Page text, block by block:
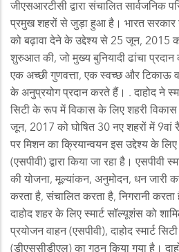
जीएसआरटीसी द्वारा संचालित सार्वजनिक
प्रमुख शहरों से जुड़ा हुआ है। भारत सरकार
को बढ़ावा देने के उद्देश्य से 25 जून, 2015
शुरुआत की, जो मुख्य बुनियादी ढांचा
एक अच्छी गुणवत्ता, एक स्वच्छ और टिकाऊ
के अनुप्रयोग प्रदान करते हैं। . दाहोद ने
सिटी के रूप में विकास के लिए शहरी विकास
जून, 2017 को घोषित 30 नए शहरों में 9वां
पर मिशन का क्रियान्वयन इस उद्देश्य के
(एसपीवी) द्वारा किया जा रहा है। एसपीवी
की योजना, मूल्यांकन, अनुमोदन, धन जारी
करता है, संचालित करता है, निगरानी
दाहोद शहर के लिए स्मार्ट सॉल्यूशंस को
प्रयोजन वाहन (एसपीवी), दाहोद स्मार्ट
(डीएससीडीएल) का गठन किया गया है।